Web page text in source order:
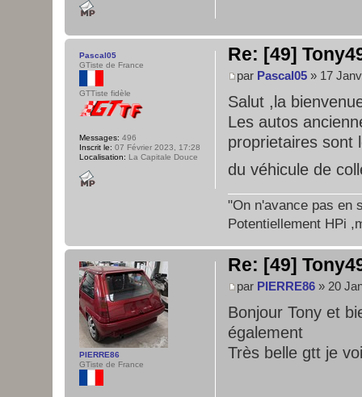
Re: [49]
par Pascal05 » 17
Salut ,la
Les autos
proprietaires sont
du véhicule de
"On n'avance pas en
Potentiellement HPi
Pascal05
GTiste de France
GTTiste fidèle
Messages: 496
Inscrit le: 07 Février 2023, 17:28
Localisation: La Capitale Douce
Re: [49]
par PIERRE86 » 20
Bonjour Tony et
également
Très belle gtt je
PIERRE86
GTiste de France